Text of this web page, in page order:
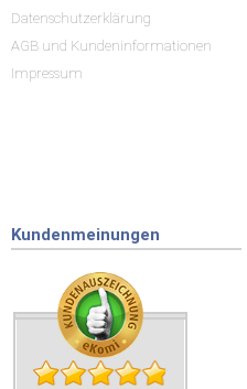
Datenschutzerklärung
AGB und Kundeninformationen
Impressum
Kundenmeinungen